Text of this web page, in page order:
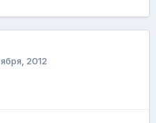
2012